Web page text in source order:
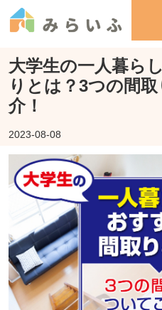
大学生の一人暮ら
りとは？3つの間
介！
2023-08-08